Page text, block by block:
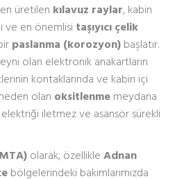
üretilen kılavuz raylar, kabin
ve en önemlisi taşıyıcı çelik
paslanma (korozyon) başlatır.
olan elektronik anakartların
kontaklarında ve kabin içi
olan oksitlenme meydana
iletmez ve asansör sürekli
olarak, özellikle Adnan
bölgelerindeki bakımlarımızda